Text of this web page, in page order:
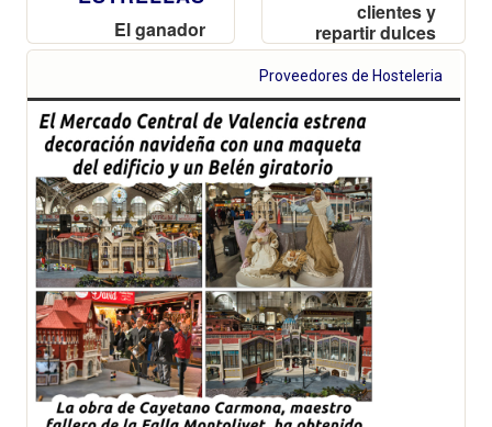
El ganador
podrá disfrutar
Aires de
Romance, en el
Hotel Las
Arenas de
València
clientes y
repartir dulces
a los niños
Proveedores de Hosteleria